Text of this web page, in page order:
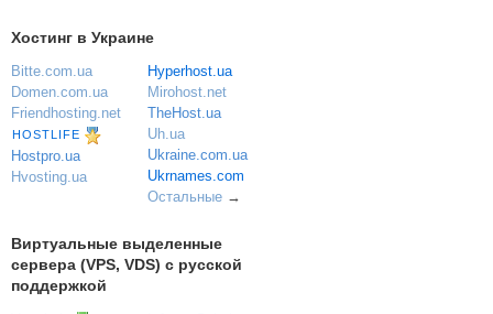
Хостинг в Украине
Bitte.com.ua
Domen.com.ua
Friendhosting.net
HOSTLIFE
Hostpro.ua
Hvosting.ua
Hyperhost.ua
Mirohost.net
TheHost.ua
Uh.ua
Ukraine.com.ua
Ukrnames.com
Остальные→
Виртуальные выделенные
сервера (VPS, VDS) с русской
поддержкой